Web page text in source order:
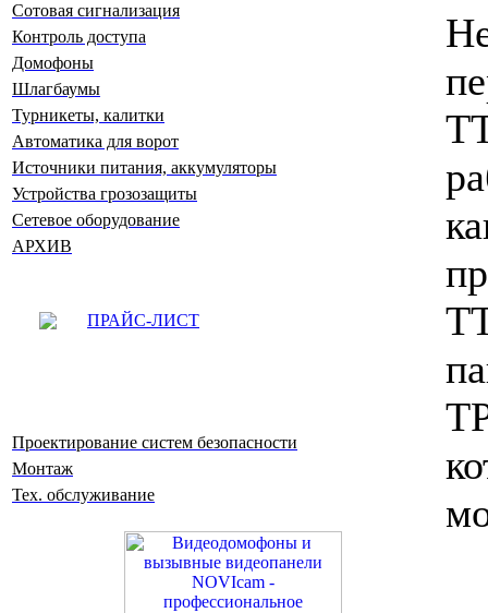
Сотовая сигнализация
Контроль доступа
Домофоны
Шлагбаумы
Турникеты, калитки
Автоматика для ворот
Источники питания, аккумуляторы
Устройства грозозащиты
Сетевое оборудование
АРХИВ
ПРАЙС-ЛИСТ
Проектирование систем безопасности
Монтаж
Тех. обслуживание